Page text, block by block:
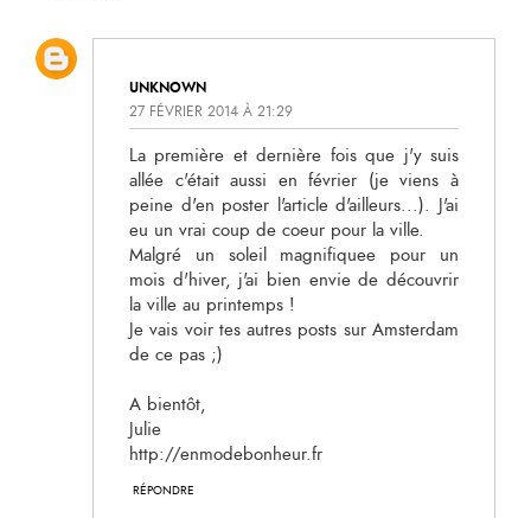
UNKNOWN
27 FÉVRIER 2014 À 21:29
La première et dernière fois que j'y suis
allée c'était aussi en février (je viens à
peine d'en poster l'article d'ailleurs...). J'ai
eu un vrai coup de coeur pour la ville.
Malgré un soleil magnifiquee pour un
mois d'hiver, j'ai bien envie de découvrir
la ville au printemps !
Je vais voir tes autres posts sur Amsterdam
de ce pas ;)
A bientôt,
Julie
http://enmodebonheur.fr
RÉPONDRE